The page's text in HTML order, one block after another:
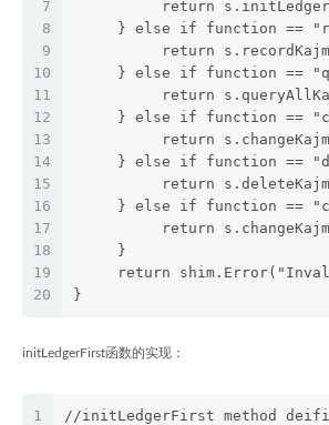
7
8
9
10
11
12
13
14
15
16
17
18
19
20
return
} else if function ==
return
} else if function ==
return
} else if function ==
return
} else if function ==
return
} else if function ==
return
     }
return
}
initLedgerFirst函数的实现：
1 //initLedgerFirst method